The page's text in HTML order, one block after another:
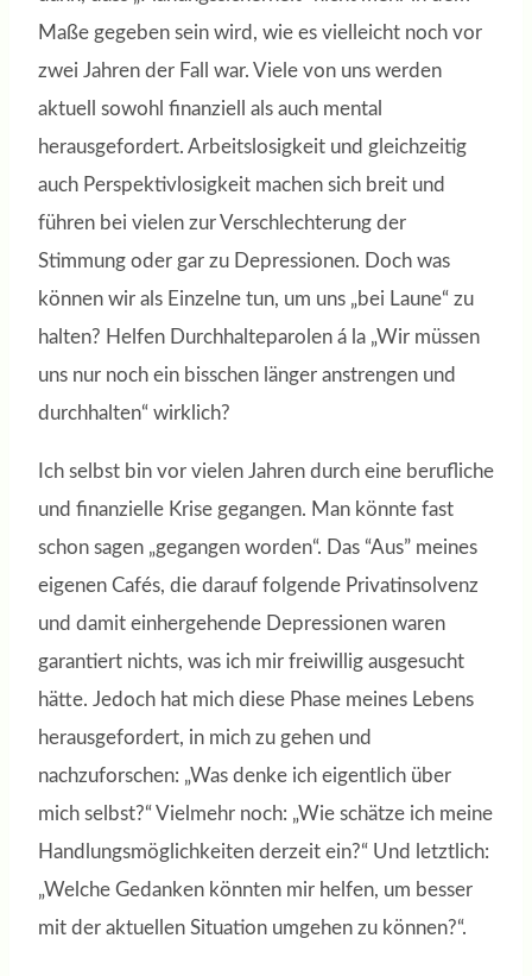
Maße gegeben sein wird, wie es vielleicht noch vor
zwei Jahren der Fall war. Viele von uns werden
aktuell sowohl finanziell als auch mental
herausgefordert. Arbeitslosigkeit und gleichzeitig
auch Perspektivlosigkeit machen sich breit und
führen bei vielen zur Verschlechterung der
Stimmung oder gar zu Depressionen. Doch was
können wir als Einzelne tun, um uns „bei Laune“ zu
halten? Helfen Durchhalteparolen á la „Wir müssen
uns nur noch ein bisschen länger anstrengen und
durchhalten“ wirklich?
Ich selbst bin vor vielen Jahren durch eine berufliche
und finanzielle Krise gegangen. Man könnte fast
schon sagen „gegangen worden“. Das “Aus” meines
eigenen Cafés, die darauf folgende Privatinsolvenz
und damit einhergehende Depressionen waren
garantiert nichts, was ich mir freiwillig ausgesucht
hätte. Jedoch hat mich diese Phase meines Lebens
herausgefordert, in mich zu gehen und
nachzuforschen: „Was denke ich eigentlich über
mich selbst?“ Vielmehr noch: „Wie schätze ich meine
Handlungsmöglichkeiten derzeit ein?“ Und letztlich:
„Welche Gedanken könnten mir helfen, um besser
mit der aktuellen Situation umgehen zu können?“.